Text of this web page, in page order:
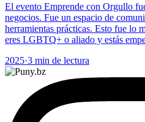
El evento Emprende con Orgullo
negocios. Fue un espacio de
herramientas prácticas. Esto fue lo
eres LGBTQ+ o aliado y estás
2025·3 min de lectura